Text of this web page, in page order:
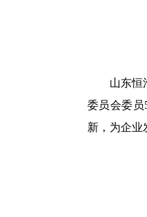
山东恒浩
委员会委
新，为企业